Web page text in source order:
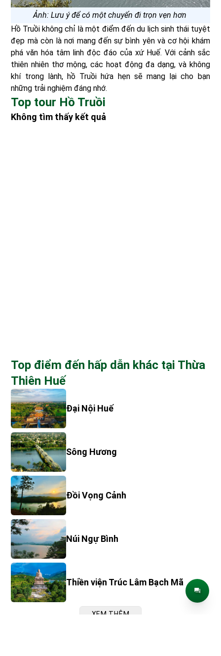
Ảnh: Lưu ý để có một chuyến đi trọn vẹn hơn
Hồ Truồi không chỉ là một điểm đến du lịch sinh thái tuyệt
đẹp mà còn là nơi mang đến sự bình yên và cơ hội khám
phá văn hóa tâm linh độc đáo của xứ Huế. Với cảnh sắc
thiên nhiên thơ mộng, các hoạt động đa dạng, và không
khí trong lành, hồ Truồi hứa hẹn sẽ mang lại cho bạn
những trải nghiệm đáng nhớ.
Top tour Hồ Truồi
Không tìm thấy kết quả
Top điểm đến hấp dẫn khác tại Thừa
Thiên Huế
Đại Nội Huế
Sông Hương
Đồi Vọng Cảnh
Núi Ngự Bình
Thiền viện Trúc Lâm Bạch Mã
XEM THÊM